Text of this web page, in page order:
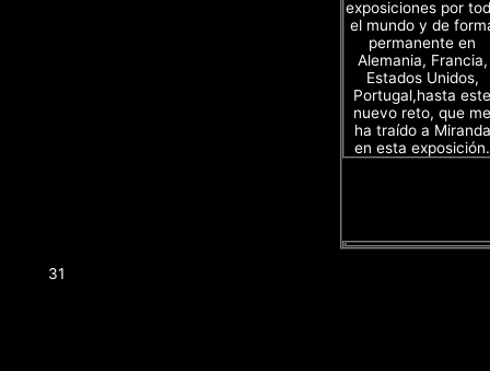
exposiciones por
el mundo y de
permanente en
Alemania, Francia,
Estados Unidos,
Portugal,hasta este
nuevo reto, que me
ha traído a Miranda
en esta exposición.
31